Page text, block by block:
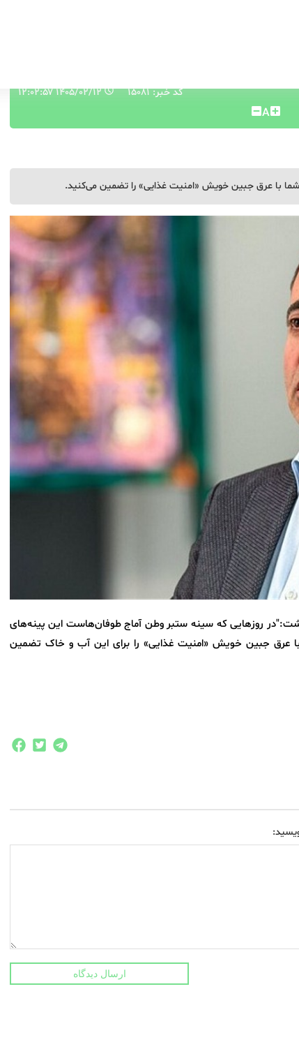
کد خبر: 15081 ۱۴۰۵/۰۲/۱۲ ۱۲:۰۲:۵۷
A
با عرق جبین خویش «امنیت غذایی» را تضمین می‌کنید.
روزهایی که سینه‌ ستبر وطن آماج طوفان‌هاست این پینه‌های
عرق جبین خویش «امنیت غذایی» را برای این آب و خاک تضمین
ارسال دیدگاه